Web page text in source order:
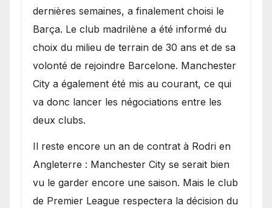
dernières semaines, a finalement choisi le
Barça. Le club madrilène a été informé du
choix du milieu de terrain de 30 ans et de sa
volonté de rejoindre Barcelone. Manchester
City a également été mis au courant, ce qui
va donc lancer les négociations entre les
deux clubs.
​Il reste encore un an de contrat à Rodri en
Angleterre : Manchester City se serait bien
vu le garder encore une saison. Mais le club
de Premier League respectera la décision du